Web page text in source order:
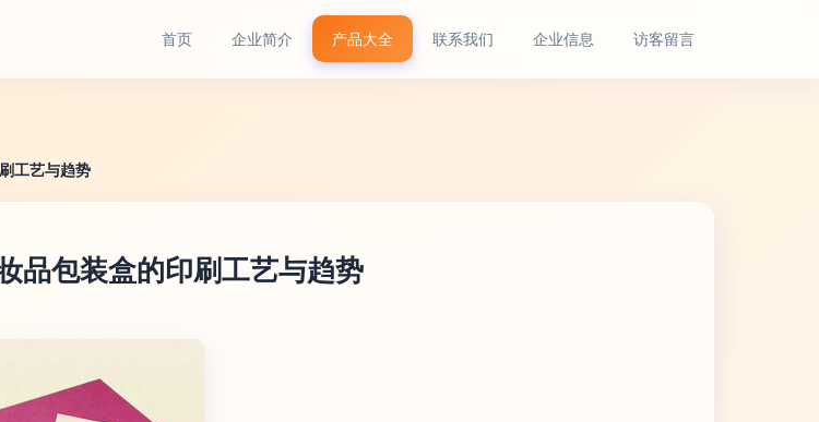
首页 企业简介 产品大全 联系我们 企业信息 访客留言
工艺与趋势
品包装盒的印刷工艺与趋势